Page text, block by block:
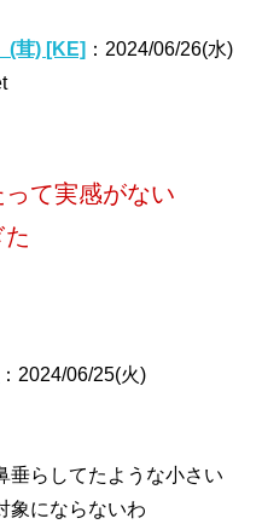
(茸) [KE] ：2024/06/26(水)
て実感がない
：2024/06/25(火)
垂らしてたような小さい
象にならないわ